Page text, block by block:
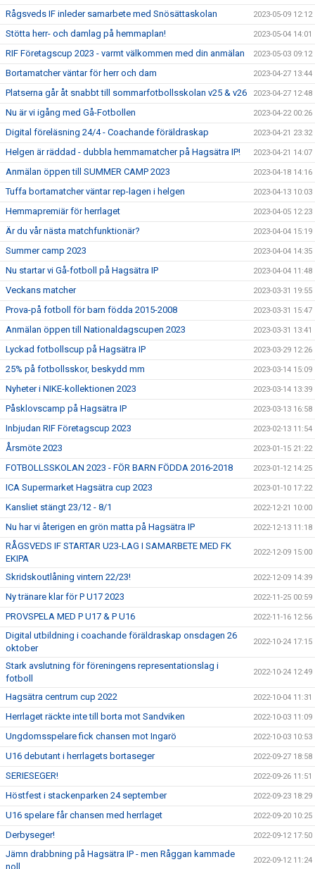
Rågsveds IF inleder samarbete med Snösättaskolan 2023-05-09 12:12
Stötta herr- och damlag på hemmaplan! 2023-05-04 14:01
RIF Företagscup 2023 - varmt välkommen med din anmälan 2023-05-03 09:12
Bortamatcher väntar för herr och dam 2023-04-27 13:44
Platserna går åt snabbt till sommarfotbollsskolan v25 & v26 2023-04-27 12:48
Nu är vi igång med Gå-Fotbollen 2023-04-22 00:26
Digital föreläsning 24/4 - Coachande föräldraskap 2023-04-21 23:32
Helgen är räddad - dubbla hemmamatcher på Hagsätra IP! 2023-04-21 14:07
Anmälan öppen till SUMMER CAMP 2023 2023-04-18 14:16
Tuffa bortamatcher väntar rep-lagen i helgen 2023-04-13 10:03
Hemmapremiär för herrlaget 2023-04-05 12:23
Är du vår nästa matchfunktionär? 2023-04-04 15:19
Summer camp 2023 2023-04-04 14:35
Nu startar vi Gå-fotboll på Hagsätra IP 2023-04-04 11:48
Veckans matcher 2023-03-31 19:55
Prova-på fotboll för barn födda 2015-2008 2023-03-31 15:47
Anmälan öppen till Nationaldagscupen 2023 2023-03-31 13:41
Lyckad fotbollscup på Hagsätra IP 2023-03-29 12:26
25% på fotbollsskor, beskydd mm 2023-03-14 15:09
Nyheter i NIKE-kollektionen 2023 2023-03-14 13:39
Påsklovscamp på Hagsätra IP 2023-03-13 16:58
Inbjudan RIF Företagscup 2023 2023-02-13 11:54
Årsmöte 2023 2023-01-15 21:22
FOTBOLLSSKOLAN 2023 - FÖR BARN FÖDDA 2016-2018 2023-01-12 14:25
ICA Supermarket Hagsätra cup 2023 2023-01-10 17:22
Kansliet stängt 23/12 - 8/1 2022-12-21 10:00
Nu har vi återigen en grön matta på Hagsätra IP 2022-12-13 11:18
RÅGSVEDS IF STARTAR U23-LAG I SAMARBETE MED FK
EKIPA
2022-12-09 15:00
Skridskoutlåning vintern 22/23! 2022-12-09 14:39
Ny tränare klar för P U17 2023 2022-11-25 00:59
PROVSPELA MED P U17 & P U16 2022-11-16 12:56
Digital utbildning i coachande föräldraskap onsdagen 26
oktober
2022-10-24 17:15
Stark avslutning för föreningens representationslag i
fotboll
2022-10-24 12:49
Hagsätra centrum cup 2022 2022-10-04 11:31
Herrlaget räckte inte till borta mot Sandviken 2022-10-03 11:09
Ungdomsspelare fick chansen mot Ingarö 2022-10-03 10:53
U16 debutant i herrlagets bortaseger 2022-09-27 18:58
SERIESEGER! 2022-09-26 11:51
Höstfest i stackenparken 24 september 2022-09-23 18:29
U16 spelare får chansen med herrlaget 2022-09-20 10:25
Derbyseger! 2022-09-12 17:50
Jämn drabbning på Hagsätra IP - men Råggan kammade
noll
2022-09-12 11:24